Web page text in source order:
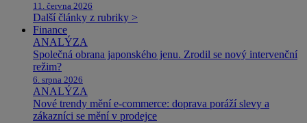
11. června 2026
Další články z rubriky >
Finance
ANALÝZA
Společná obrana japonského jenu. Zrodil se nový intervenční
režim?
6. srpna 2026
ANALÝZA
Nové trendy mění e-commerce: doprava poráží slevy a
zákazníci se mění v prodejce